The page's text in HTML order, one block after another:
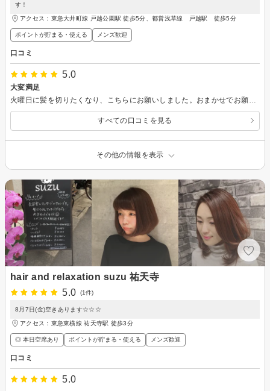
す！
アクセス：東急大井町線 戸越公園駅 徒歩5分、都営浅草線 戸越駅 徒歩5分
ポイントが貯まる・使える メンズ歓迎
口コミ
5.0
大変満足
すべての口コミを見る
その他の情報を表示
hair and relaxation suzu 祐天寺
5.0
(1件)
8月7日(金)空きあります☆☆☆
アクセス：東急東横線 祐天寺駅 徒歩3分
◎ 本日空席あり ポイントが貯まる・使える メンズ歓迎
口コミ
5.0